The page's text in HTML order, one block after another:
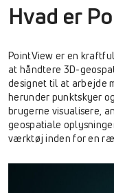
Hvad er
PointView er en
at håndtere 3D-
designet til at arbejde
herunder punktskyer
brugerne visualisere,
geospatiale
værktøj inden for en